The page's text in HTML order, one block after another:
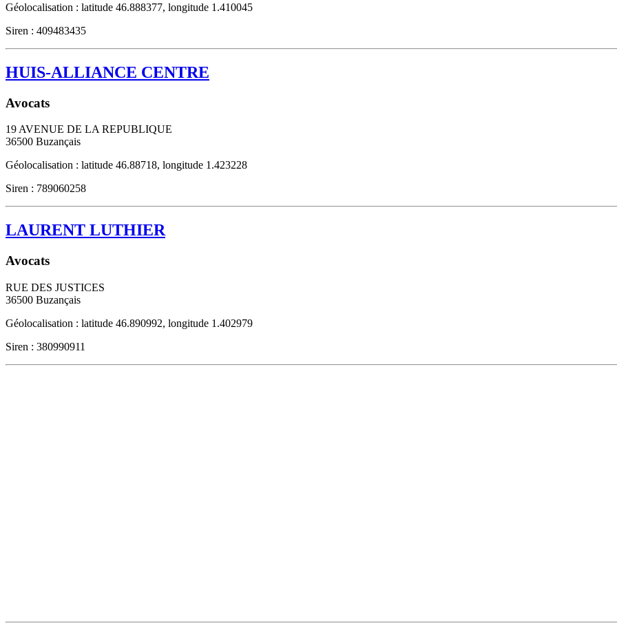
Géolocalisation : latitude 46.888377, longitude 1.410045
Siren : 409483435
HUIS-ALLIANCE CENTRE
Avocats
19 AVENUE DE LA REPUBLIQUE
36500 Buzançais
Géolocalisation : latitude 46.88718, longitude 1.423228
Siren : 789060258
LAURENT LUTHIER
Avocats
RUE DES JUSTICES
36500 Buzançais
Géolocalisation : latitude 46.890992, longitude 1.402979
Siren : 380990911